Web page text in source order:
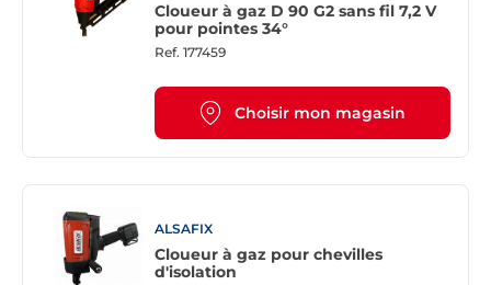
Cloueur à gaz D 90 G2 sans fil 7,2 V
pour pointes 34°
Ref. 177459
Choisir mon magasin
ALSAFIX
Cloueur à gaz pour chevilles
d'isolation